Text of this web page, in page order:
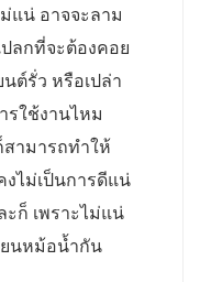
แน่ อาจจะลาม
ลกที่จะต้องคอย
ต์รั่ว หรือเปล่า
รใช้งานไหม
สามารถทำให้
งไม่เป็นการดีแน่
ก็ เพราะไม่แน่
ยนหม้อน้ำกัน